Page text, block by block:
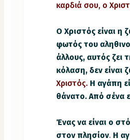
καρδιά σου, ο
Ο Χριστός είναι
φωτός του
άλλους, αυτός ζει
κόλαση, δεν είναι
Χριστός. Η αγάπη
θάνατο. Από σένα
Ένας να είναι ο
στον πλησίον. Η